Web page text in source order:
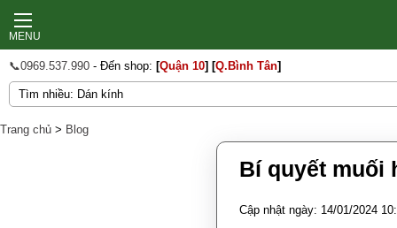
MENU
📞0969.537.990 - Đến shop: [Quận 10] [Q.Bình Tân]
Trang chủ > Blog
Bí quyết muối
Cập nhật ngày: 14/01/2024